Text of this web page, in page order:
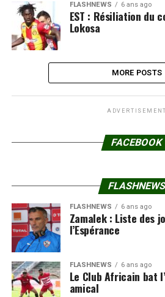
FLASHNEWS 6 ans ago
EST : Résiliation du
Lokosa
MORE POSTS
ADVERTISEMENT
FACEBOOK
FLASHNEWS 6 ans ago
Zamalek : Liste des
l’Espérance
FLASHNEWS 6 ans ago
Le Club Africain bat
amical